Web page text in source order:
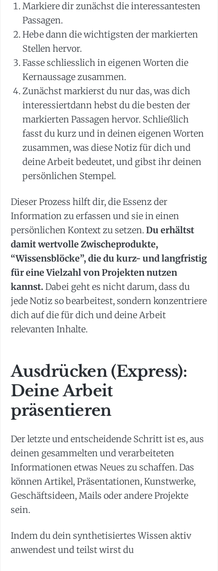
Markiere dir zunächst die interessantesten
Passagen.
Hebe dann die wichtigsten der markierten
Stellen hervor.
Fasse schliesslich in eigenen Worten die
Kernaussage zusammen.
Zunächst markierst du nur das, was dich
interessiertdann hebst du die besten der
markierten Passagen hervor. Schließlich
fasst du kurz und in deinen eigenen Worten
zusammen, was diese Notiz für dich und
deine Arbeit bedeutet, und gibst ihr deinen
persönlichen Stempel.
Dieser Prozess hilft dir, die Essenz der
Information zu erfassen und sie in einen
persönlichen Kontext zu setzen.Du erhältst
damit wertvolle Zwischeprodukte,
“Wissensblöcke”, die du kurz- und langfristig
für eine Vielzahl von Projekten nutzen
kannst. Dabei geht es nicht darum, dass du
jede Notiz so bearbeitest, sondern konzentriere
dich auf die für dich und deine Arbeit
relevanten Inhalte.
Ausdrücken (Express):
Deine Arbeit
präsentieren
Der letzte und entscheidende Schritt ist es, aus
deinen gesammelten und verarbeiteten
Informationen etwas Neues zu schaffen. Das
können Artikel, Präsentationen, Kunstwerke,
Geschäftsideen, Mails oder andere Projekte
sein.
Indem du dein synthetisiertes Wissen aktiv
anwendest und teilst wirst du